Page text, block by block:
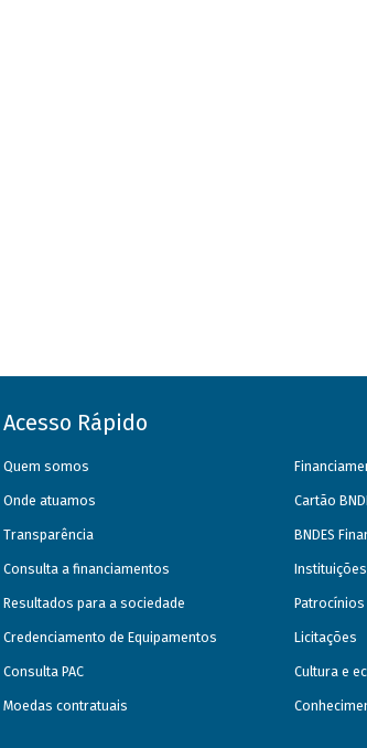
Acesso Rápido
Quem somos
Onde atuamos
Transparência
Consulta a financiamentos
Resultados para a sociedade
Credenciamento de Equipamentos
Consulta PAC
Moedas contratuais
Cartão
BNDES
Patrocínios
Licitações
Cultura e